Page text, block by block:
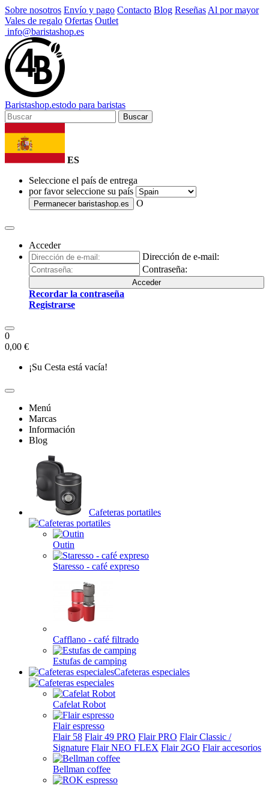
Sobre nosotros Envío y pago Contacto Blog Reseñas Al por mayor
Vales de regalo Ofertas Outlet
info@baristashop.es
Baristashop.estodo para baristas
Buscar
ES
Seleccione el país de entrega
por favor seleccione su país
Permanecer baristashop.es O
Acceder
Dirección de e-mail:
Contraseña:
Acceder
Recordar la contraseña
Registrarse
0
0,00 €
¡Su Cesta está vacía!
Menú
Marcas
Información
Blog
Cafeteras portatiles
Outin
Staresso - café expreso
Cafflano - café filtrado
Estufas de camping
Cafeteras especiales
Cafelat Robot
Flair espresso
Flair 58 Flair 49 PRO Flair PRO Flair Classic /
Signature Flair NEO FLEX Flair 2GO Flair accesorios
Bellman coffee